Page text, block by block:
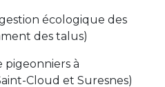
écologique des
des talus)
pigeonniers à
Cloud et Suresnes)